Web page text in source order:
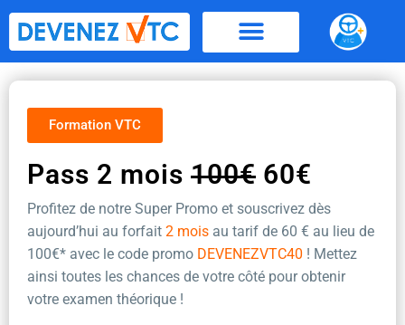
Aller
contenu
Formation VTC
Pass 2 mois 100€ 60€
Profitez de notre Super Promo et souscrivez dès
aujourd’hui au forfait 2 mois au tarif de 60 € au lieu de
100€* avec le code promo DEVENEZVTC40 ! Mettez
ainsi toutes les chances de votre côté pour obtenir
votre examen théorique !